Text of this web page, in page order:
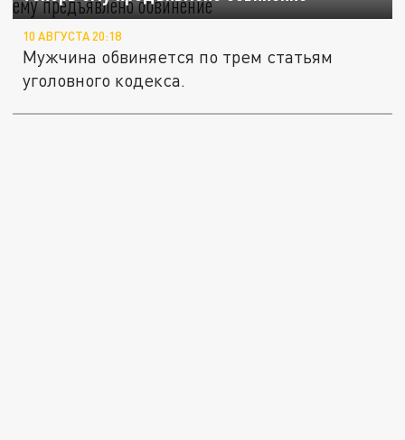
10 АВГУСТА 20:18
Мужчина обвиняется по трем статьям
уголовного кодекса.